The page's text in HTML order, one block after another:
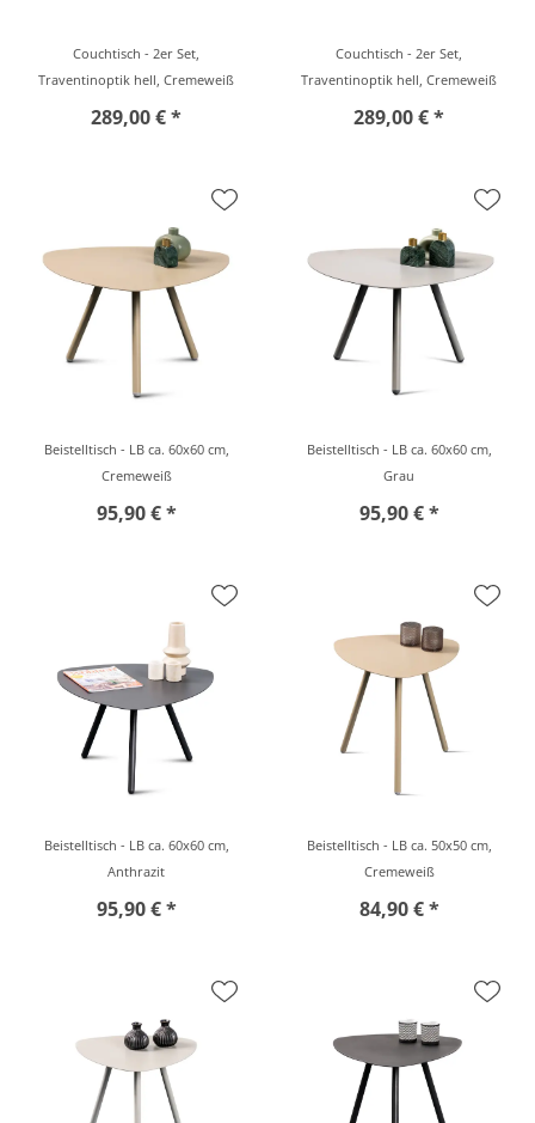
Couchtisch - 2er Set,
Traventinoptik hell, Cremeweiß
289,00 € *
Couchtisch - 2er Set,
Traventinoptik hell, Cremeweiß
289,00 € *
Beistelltisch - LB ca. 60x60 cm,
Cremeweiß
95,90 € *
Beistelltisch - LB ca. 60x60 cm,
Grau
95,90 € *
Beistelltisch - LB ca. 60x60 cm,
Anthrazit
95,90 € *
Beistelltisch - LB ca. 50x50 cm,
Cremeweiß
84,90 € *